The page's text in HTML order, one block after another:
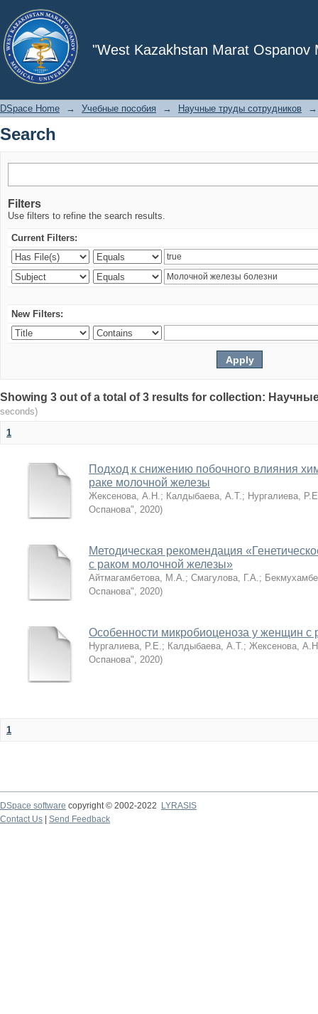
"West Kazakhstan Marat Ospanov
Search
DSpace Home → Учебные пособия → Научные труды сотрудников →
Search
Filters
Use filters to refine the search results.
Current Filters:
New Filters:
Showing 3 out of a total of 3 results for collection:
seconds)
1
Подход к снижению побочного влияния
раке молочной железы
Жексенова, А.Н.; Калдыбаева, А.Т.; Нургалиева,
Оспанова", 2020)
Методическая рекомендация
с раком молочной железы»
Айтмагамбетова, М.А.; Смагулова, Г.А.;
Оспанова", 2020)
Особенности микробиоценоза у женщин с
Нургалиева, Р.Е.; Калдыбаева, А.Т.; Жексенова,
Оспанова", 2020)
1
DSpace software copyright © 2002-2022
LYRASIS
Contact Us
Send Feedback